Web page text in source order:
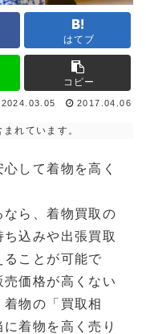
はてブ
コピー
2024.03.05 2017.04.06
れています。
心して着物を高く
ら、着物買取の
込みや出張買取
ことが可能で
価格が高くない
物の「買取相
着物を高く売り